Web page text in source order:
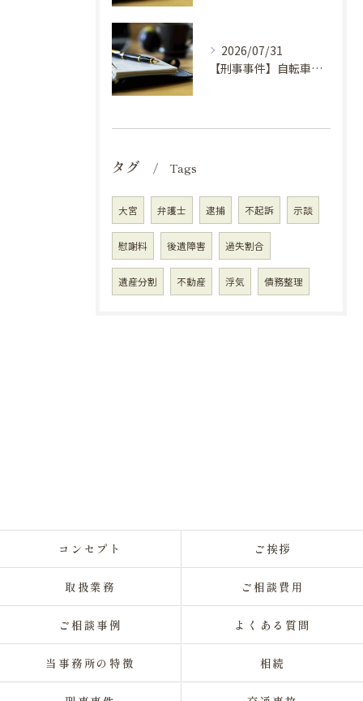
2026/07/31
【刑事事件】自転車窃盗で弁護士に依頼するべき場合の理由③
タグ Tags
大宮 弁護士 逮捕 不起訴 示談
慰謝料 後遺障害 過失割合
遺産分割 不動産 浮気 債務整理
コンセプト ご挨拶
取扱業務 ご相談費用
ご相談事例 よくある質問
当事務所の特徴 相続